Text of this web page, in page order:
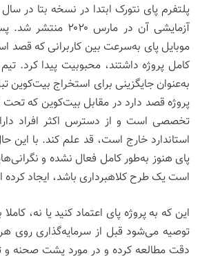
آزمایشی آن در مارس
موبایل پای به‌سرعت بین کاربرانی که قصد
به‌عنوان جایگزینی برای استخراج بیت‌کوین
پروژه قصد دارد در مقابل بیت‌کوین که تحت
تخصصی است و از دسترس اکثر افراد
استاندارد خارج است، قد علم کند. با این
پای هنوز به‌طور کامل فعال نشده و
است یک طرح کلاهبرداری باشد، ایجاد
این که به پروژه پای اعتماد کنید یا نه،
توصیه می‌شود قبل از سرمایه‌گذاری روی هر
دقت مطالعه کرده و در مورد پشت صحنه و